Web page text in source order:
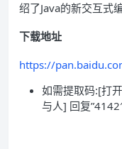
绍了Java的新交互式
下载地址
https://
如需提取码:[打
与人] 回复